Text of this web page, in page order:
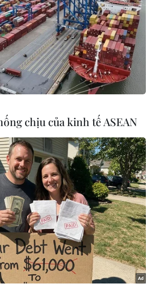
Iran kêu gọi Iraq sớm yêu
đưa ra trong khuôn khổ chuyến
Iraq Adel Abdul Mahdi tới Iran và
mạnh mẽ của Tehran đối với
sức ép từ Mỹ.
chịu của kinh tế ASEAN